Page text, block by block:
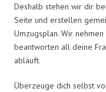
Deshalb stehen wir dir
Seite und erstellen
Umzugsplan. Wir
beantworten all deine
abläuft.
Überzeuge dich selbst